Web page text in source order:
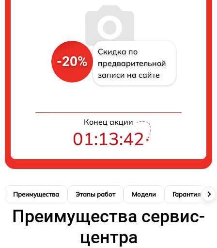
-20%
Скидка по
предварительной
записи на сайте
Конец акции
01:13:42
Преимущества Этапы работ Модели Гарантия
Преимущества сервис-
центра